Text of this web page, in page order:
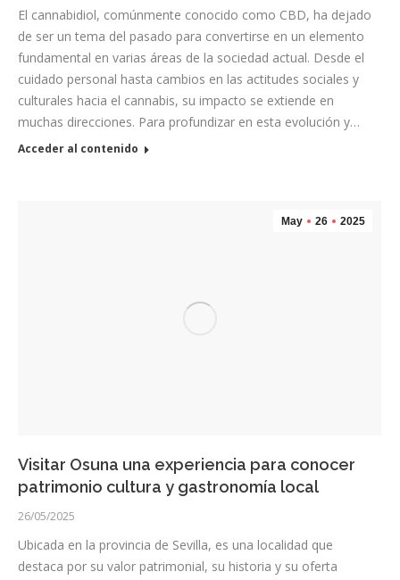
El cannabidiol, comúnmente conocido como CBD, ha dejado
de ser un tema del pasado para convertirse en un elemento
fundamental en varias áreas de la sociedad actual. Desde el
cuidado personal hasta cambios en las actitudes sociales y
culturales hacia el cannabis, su impacto se extiende en
muchas direcciones. Para profundizar en esta evolución y…
Acceder al contenido
May 26 2025
Visitar Osuna una experiencia para conocer
patrimonio cultura y gastronomía local
26/05/2025
Ubicada en la provincia de Sevilla, es una localidad que
destaca por su valor patrimonial, su historia y su oferta